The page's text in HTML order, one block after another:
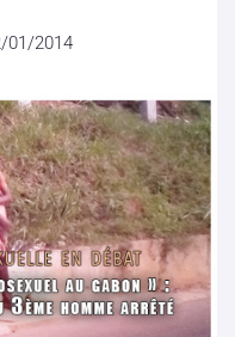
01/2014